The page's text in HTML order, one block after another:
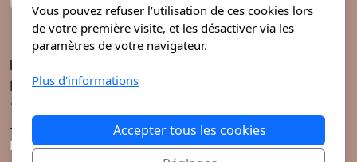
MH Ostéopathe
Route des Renards 48
1882 Gryon
+41 78 268 95 05
Menu principal
Vous pouvez refuser l’utilisation de ces cookies lors
de votre première visite, et les désactiver via les
paramètres de votre navigateur.
Plus d'informations
Accepter tous les cookies